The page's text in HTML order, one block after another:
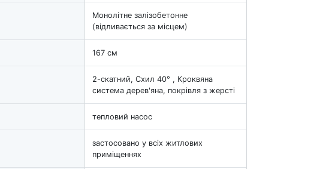
Монолітне залізобетонне
(відливається за місцем)
167 см
2-скатний, Схил 40° , Кроквяна
система дерев'яна, покрівля з жерсті
тепловий насос
застосовано у всіх житлових
приміщеннях